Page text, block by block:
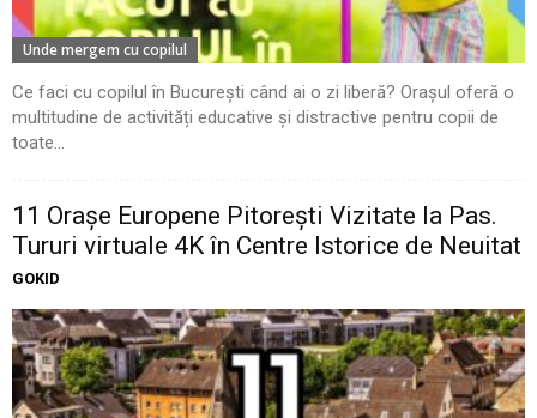
Unde mergem cu copilul
Ce faci cu copilul în București când ai o zi liberă? Orașul oferă o
multitudine de activități educative și distractive pentru copii de
toate...
11 Oraşe Europene Pitoreşti Vizitate la Pas.
Tururi virtuale 4K în Centre Istorice de Neuitat
GOKID